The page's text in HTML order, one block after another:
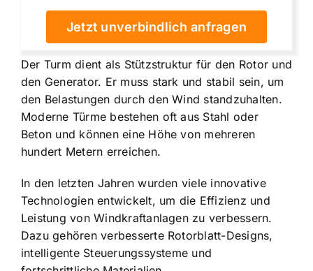
Jetzt unverbindlich anfragen
Der Turm dient als Stützstruktur für den Rotor und
den Generator. Er muss stark und stabil sein, um
den Belastungen durch den Wind standzuhalten.
Moderne Türme bestehen oft aus Stahl oder
Beton und können eine Höhe von mehreren
hundert Metern erreichen.
In den letzten Jahren wurden viele innovative
Technologien entwickelt, um die Effizienz und
Leistung von Windkraftanlagen zu verbessern.
Dazu gehören verbesserte Rotorblatt-Designs,
intelligente Steuerungssysteme und